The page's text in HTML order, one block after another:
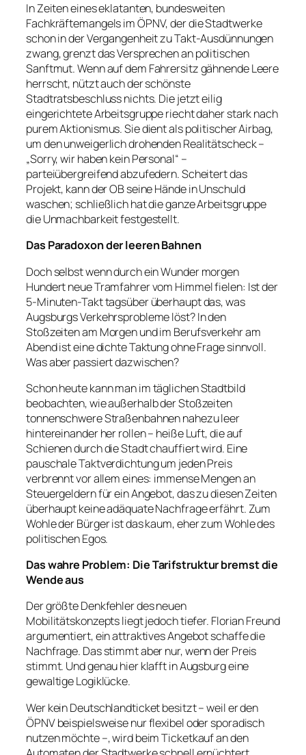
In Zeiten eines eklatanten, bundesweiten
Fachkräftemangels im ÖPNV, der die Stadtwerke
schon in der Vergangenheit zu Takt-Ausdünnungen
zwang, grenzt das Versprechen an politischen
Sanftmut. Wenn auf dem Fahrersitz gähnende Leere
herrscht, nützt auch der schönste
Stadtratsbeschluss nichts. Die jetzt eilig
eingerichtete Arbeitsgruppe riecht daher stark nach
purem Aktionismus. Sie dient als politischer Airbag,
um den unweigerlich drohenden Realitätscheck –
„Sorry, wir haben kein Personal“ –
parteiübergreifend abzufedern. Scheitert das
Projekt, kann der OB seine Hände in Unschuld
waschen; schließlich hat die ganze Arbeitsgruppe
die Unmachbarkeit festgestellt.
Das Paradoxon der leeren Bahnen
Doch selbst wenn durch ein Wunder morgen
Hundert neue Tramfahrer vom Himmel fielen: Ist der
5-Minuten-Takt tagsüber überhaupt das, was
Augsburgs Verkehrsprobleme löst? In den
Stoßzeiten am Morgen und im Berufsverkehr am
Abend ist eine dichte Taktung ohne Frage sinnvoll.
Was aber passiert dazwischen?
Schon heute kann man im täglichen Stadtbild
beobachten, wie außerhalb der Stoßzeiten
tonnenschwere Straßenbahnen nahezu leer
hintereinander her rollen – heiße Luft, die auf
Schienen durch die Stadt chauffiert wird. Eine
pauschale Taktverdichtung um jeden Preis
verbrennt vor allem eines: immense Mengen an
Steuergeldern für ein Angebot, das zu diesen Zeiten
überhaupt keine adäquate Nachfrage erfährt. Zum
Wohle der Bürger ist das kaum, eher zum Wohle des
politischen Egos.
Das wahre Problem: Die Tarifstruktur bremst die
Wende aus
Der größte Denkfehler des neuen
Mobilitätskonzepts liegt jedoch tiefer. Florian Freund
argumentiert, ein attraktives Angebot schaffe die
Nachfrage. Das stimmt aber nur, wenn der Preis
stimmt. Und genau hier klafft in Augsburg eine
gewaltige Logiklücke.
Wer kein Deutschlandticket besitzt – weil er den
ÖPNV beispielsweise nur flexibel oder sporadisch
nutzen möchte –, wird beim Ticketkauf an den